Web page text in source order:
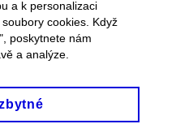
a k personalizaci
cookies. Když
poskytnete nám
a analýze.